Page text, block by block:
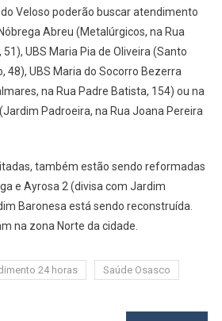
Veloso poderão buscar atendimento
Abreu (Metalúrgicos, na Rua
UBS Maria Pia de Oliveira (Santo
48), UBS Maria do Socorro Bezerra
na Rua Padre Batista, 154) ou na
Padroeira, na Rua Joana Pereira
também estão sendo reformadas
e Ayrosa 2 (divisa com Jardim
Baronesa está sendo reconstruída.
na zona Norte da cidade.
24 horas
Saúde Osasco